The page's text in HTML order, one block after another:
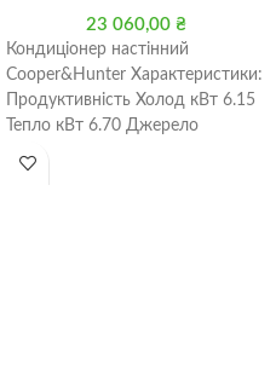
23 060,00 ₴
Кондиціонер настінний
Cooper&Hunter Характеристики:
Продуктивність Холод кВт 6.15
Тепло кВт 6.70 Джерело
240В/50Гц/1Ф Номінальна